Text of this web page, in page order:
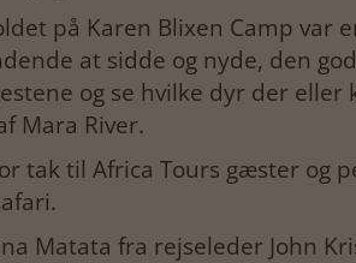
på Karen Blixen Camp var
at sidde og nyde, den
og se hvilke dyr der
Mara River.
tak til Africa Tours gæster og
Matata fra rejseleder John